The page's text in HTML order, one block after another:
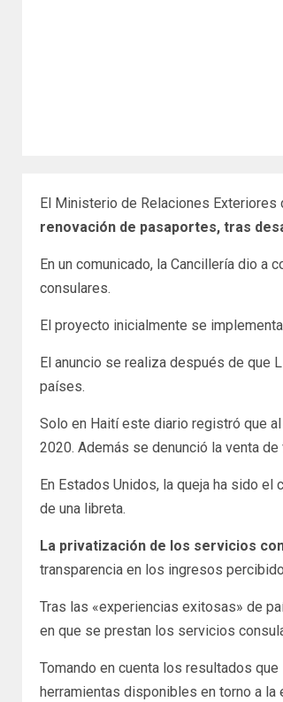
El Ministerio de Relaciones
renovación de pasaportes, tras
En un comunicado, la Cancillería dio
consulares.
El proyecto inicialmente se
El anuncio se realiza después de que
países.
Solo en Haití este diario registró que
2020. Además se denunció la venta
En Estados Unidos, la queja ha sido
de una libreta.
La privatización de los servicios
transparencia en los ingresos
Tras las «experiencias exitosas» de
en que se prestan los servicios
Tomando en cuenta los resultados
herramientas disponibles en torno a la